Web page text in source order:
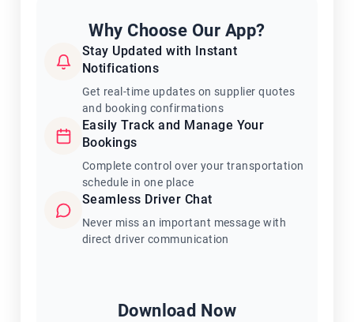
Why Choose Our App?
Stay Updated with Instant
Notifications
Get real-time updates on supplier quotes
and booking confirmations
Easily Track and Manage Your
Bookings
Complete control over your transportation
schedule in one place
Seamless Driver Chat
Never miss an important message with
direct driver communication
Download Now